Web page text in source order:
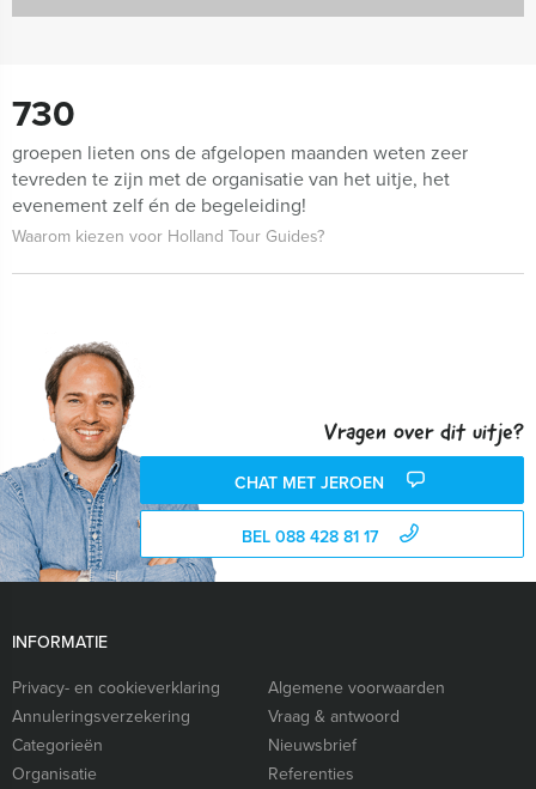
730
groepen lieten ons de afgelopen maanden weten zeer
tevreden te zijn met de organisatie van het uitje, het
evenement zelf én de begeleiding!
Waarom kiezen voor Holland Tour Guides?
Vragen over dit uitje?
CHAT MET JEROEN
BEL 088 428 81 17
INFORMATIE
Privacy- en cookieverklaring
Algemene voorwaarden
Annuleringsverzekering
Vraag & antwoord
Categorieën
Nieuwsbrief
Organisatie
Referenties